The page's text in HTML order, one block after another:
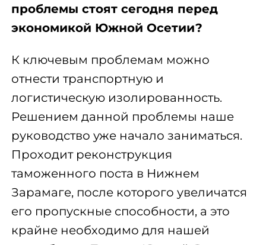
проблемы стоят сегодня перед
экономикой Южной Осетии?
К ключевым проблемам можно
отнести транспортную и
логистическую изолированность.
Решением данной проблемы наше
руководство уже начало заниматься.
Проходит реконструкция
таможенного поста в Нижнем
Зарамаге, после которого увеличатся
его пропускные способности, а это
крайне необходимо для нашей